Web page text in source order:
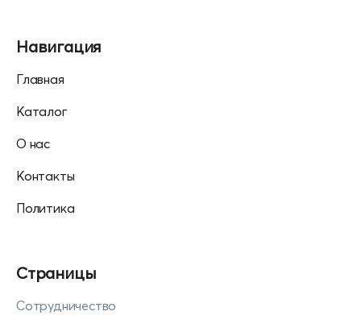
Навигация
Главная
Каталог
О нас
Контакты
Политика
Страницы
Сотрудничество